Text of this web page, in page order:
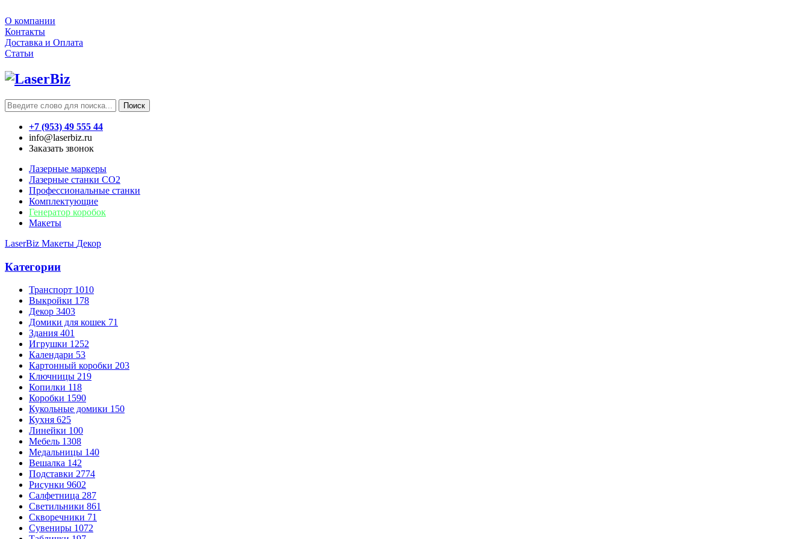
О компании
Контакты
Доставка и Оплата
Статьи
Поиск
+7 (953) 49 555 44
info@laserbiz.ru
Заказать звонок
Лазерные маркеры
Лазерные станки CO2
Профессиональные станки
Комплектующие
Генератор коробок
Макеты
LaserBiz Макеты Декор
Категории
Транспорт 1010
Выкройки 178
Декор 3403
Домики для кошек 71
Здания 401
Игрушки 1252
Календари 53
Картонный коробки 203
Ключницы 219
Копилки 118
Коробки 1590
Кукольные домики 150
Кухня 625
Линейки 100
Мебель 1308
Медальницы 140
Вешалка 142
Подставки 2774
Рисунки 9602
Салфетница 287
Светильники 861
Скворечники 71
Сувениры 1072